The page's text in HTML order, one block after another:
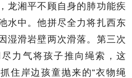
龙湘平不顾自身的肺功能疾
水中。他拼尽全力将扎西东
湿滑岩壁两次滑落。第三次
力气将孩子推向绳索，这
住岸边孩童抛来的“衣物绳